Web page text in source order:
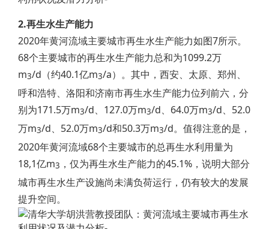
2.再生水生产能力
2020年黄河流域主要城市再生水生产能力如图7所示。
68个主要城市的再生水生产能力总和为1099.2万
m3/d（约40.1亿m3/a）。其中，西安、太原、郑州、
呼和浩特、洛阳和济南市再生水生产能力位列前六，分
别为171.5万m3/d、127.0万m3/d、64.0万m3/d、52.0
万m3/d、52.0万m3/d和50.3万m3/d。值得注意的是，
2020年黄河流域68个主要城市的总再生水利用量为
18,1亿m3 ，仅为再生水生产能力的45.1%，说明大部分
城市再生水生产设施尚未满负荷运行，仍有较大的发展
提升空间。